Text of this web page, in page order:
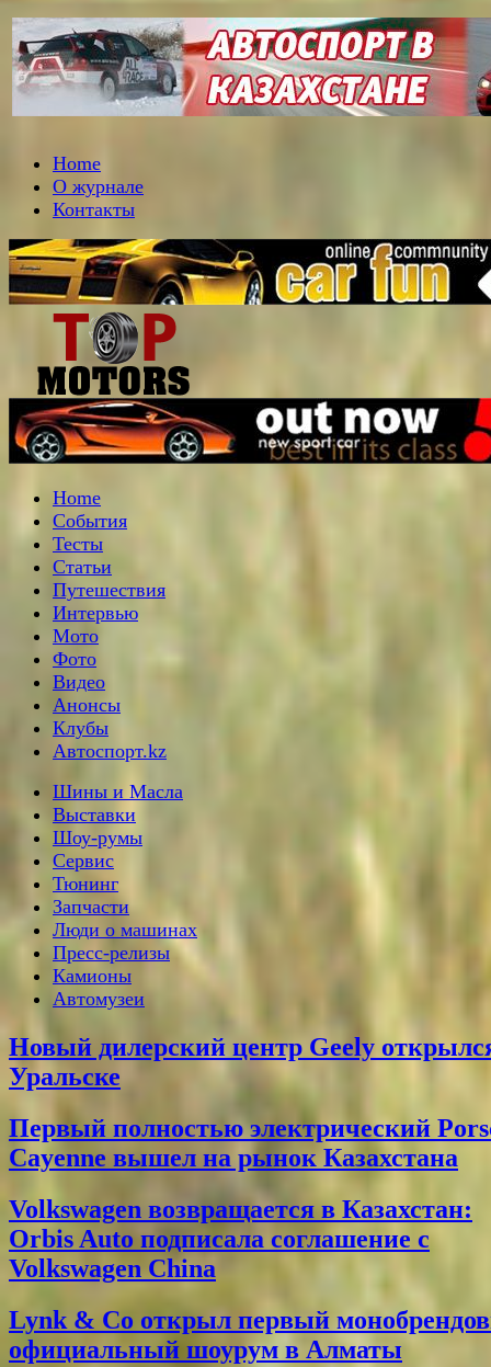
Home
О журнале
Контакты
Home
События
Тесты
Статьи
Путешествия
Интервью
Мото
Фото
Видео
Анонсы
Клубы
Автоспорт.kz
Шины и Масла
Выставки
Шоу-румы
Сервис
Тюнинг
Запчасти
Люди о машинах
Пресс-релизы
Камионы
Автомузеи
Новый дилерский центр Geely
Уральске
Первый полностью электрический
Cayenne вышел на рынок Казахстана
Volkswagen возвращается в Казахстан:
Orbis Auto подписала соглашение с
Volkswagen China
Lynk & Co открыл первый
официальный шоурум в Алматы